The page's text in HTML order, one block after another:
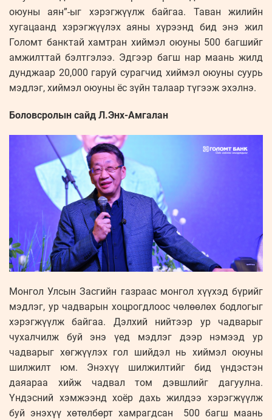
оюуны аян”-ыг хэрэгжүүлж байгаа. Таван жилийн
хугацаанд хэрэгжүүлэх аяны хүрээнд бид энэ жил
Голомт банктай хамтран хиймэл оюуны 500 багшийг
амжилттай бэлтгэлээ. Эдгээр багш нар маань жилд
дунджаар 20,000 гаруй сурагчид хиймэл оюуны суурь
мэдлэг, хиймэл оюуны ёс зүйн талаар түгээж эхэлнэ.
Боловсролын сайд Л.Энх-Амгалан
Монгол Улсын Засгийн газраас монгол хүүхэд бүрийг
мэдлэг, ур чадварын хоцрогдлоос чөлөөлөх бодлогыг
хэрэгжүүлж байгаа. Дэлхий нийтээр ур чадварыг
чухалчилж буй энэ үед мэдлэг дээр нэмээд ур
чадварыг хөгжүүлэх гол шийдэл нь хиймэл оюуны
шилжилт юм. Энэхүү шилжилтийг бид үндэстэн
даяараа хийж чадвал том дэвшлийг дагуулна.
Үндэсний хэмжээнд хоёр дахь жилдээ хэрэгжүүлж
буй энэхүү хөтөлбөрт хамрагдсан 500 багш маань